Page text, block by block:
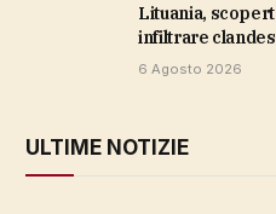
Lituania, scoperto un nuovo tunnel per
infiltrare
6 Agosto 2026
ULTIME NOTIZIE